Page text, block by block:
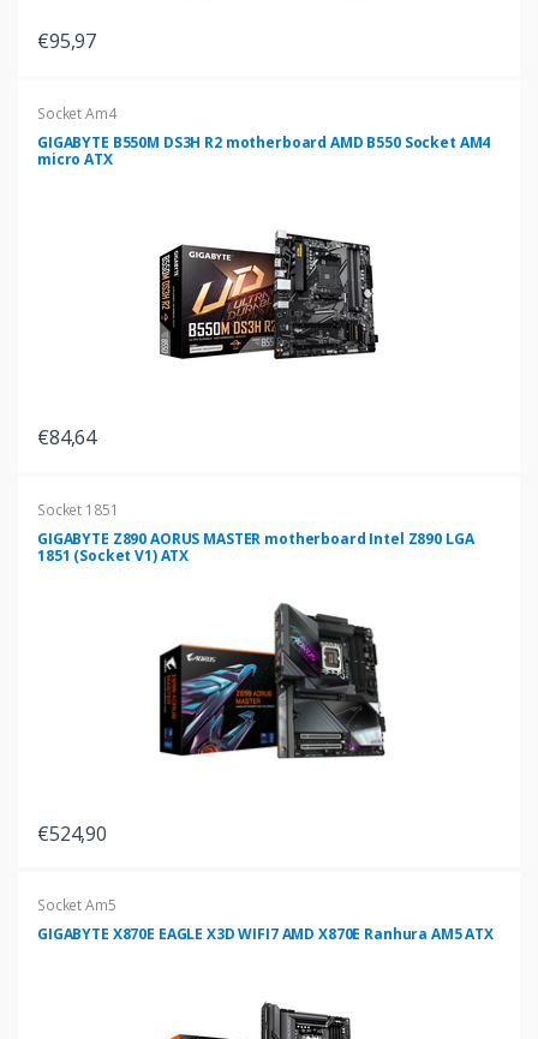
€95,97
Socket Am4
GIGABYTE B550M DS3H R2 motherboard AMD B550 Socket AM4
micro ATX
€84,64
Socket 1851
GIGABYTE Z890 AORUS MASTER motherboard Intel Z890 LGA
1851 (Socket V1) ATX
€524,90
Socket Am5
GIGABYTE X870E EAGLE X3D WIFI7 AMD X870E Ranhura AM5 ATX